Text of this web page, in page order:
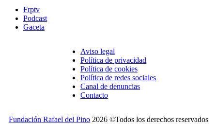
Frptv
Podcast
Gaceta
Aviso legal
Política de privacidad
Política de cookies
Política de redes sociales
Canal de denuncias
Contacto
Fundación Rafael del Pino 2026 ©Todos los derechos reservados